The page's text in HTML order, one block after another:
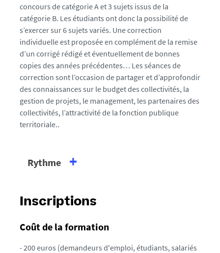
concours de catégorie A et 3 sujets issus de la
catégorie B. Les étudiants ont donc la possibilité de
s’exercer sur 6 sujets variés. Une correction
individuelle est proposée en complément de la remise
d’un corrigé rédigé et éventuellement de bonnes
copies des années précédentes… Les séances de
correction sont l’occasion de partager et d’approfondir
des connaissances sur le budget des collectivités, la
gestion de projets, le management, les partenaires des
collectivités, l’attractivité de la fonction publique
territoriale..
Rythme
Les cours ont lieu en fin de journée, sur un
Les devoirs peuvent être faits à votre convenance
sur un autre créneau hors des locaux de l'IPAG.
Inscriptions
Coût de la formation
- 200 euros (demandeurs d'emploi, étudiants, salariés